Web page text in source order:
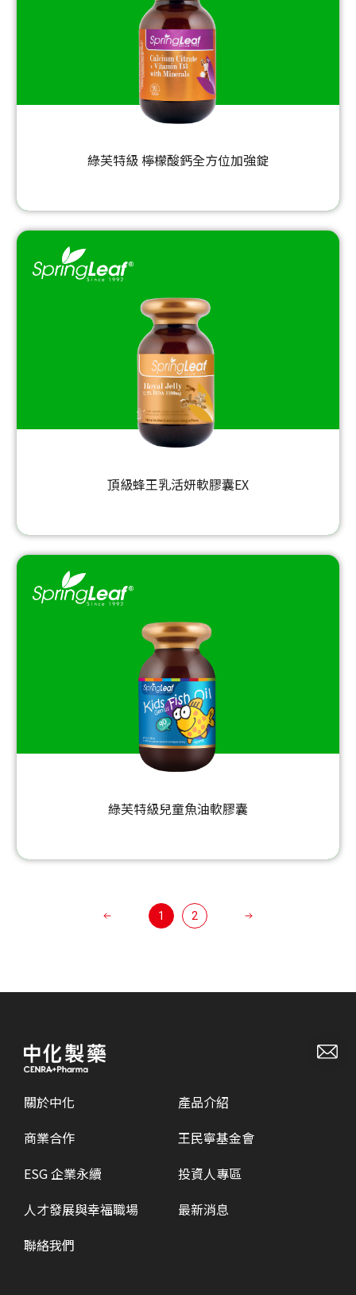
綠芙特級 檸檬酸鈣全方位加強錠
頂級蜂王乳活妍軟膠囊EX
綠芙特級兒童魚油軟膠囊
1 2
關於中化
產品介紹
商業合作
王民寧基金會
ESG 企業永續
投資人專區
人才發展與幸福職場
最新消息
聯絡我們